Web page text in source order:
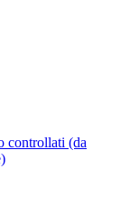
controllati (da